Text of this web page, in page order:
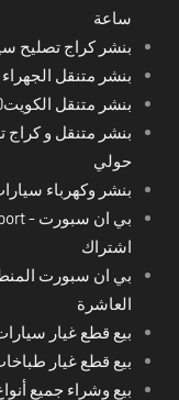
ساعة
بنشر كراج تصليح
بنشر متنقل
بنشر متنقل الكويت55336600
بنشر متنقل و كراج
حولي
بنشر وكهرباء سيارات
اشتراك
بي ان سبورت
العاشرة
بيع قطع غيار
بيع قطع غيار
بيع وشراء جميع